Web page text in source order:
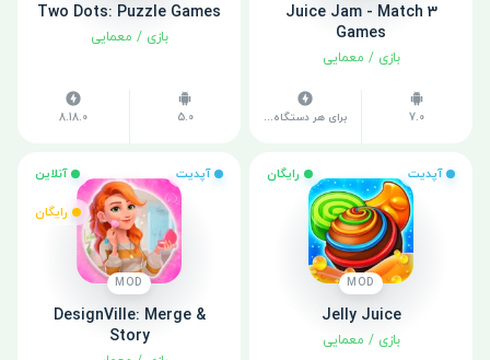
Juice Jam - Match 3
Games
بازی / معمایی
7.0 برای هر دستگاه متفاوت است
Two Dots: Puzzle Games
بازی / معمایی
5.0
8.18.0
آپدیت رایگان
MOD
Jelly Juice
بازی / معمایی
آپدیت آنلاین
رایگان
MOD
DesignVille: Merge &
Story